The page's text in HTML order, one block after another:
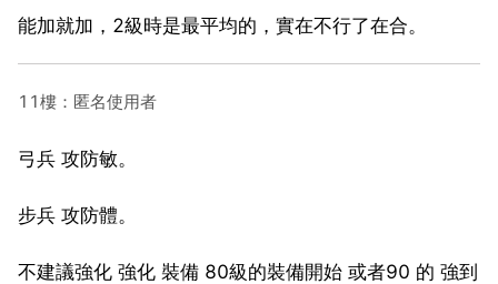
能加就加，2級時是最平均的，實在不行了在合。
11樓：匿名使用者
弓兵 攻防敏。
步兵 攻防體。
不建議強化 強化 裝備 80級的裝備開始 或者90 的 強到